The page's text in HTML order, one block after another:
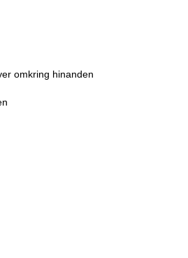
omkring hinanden